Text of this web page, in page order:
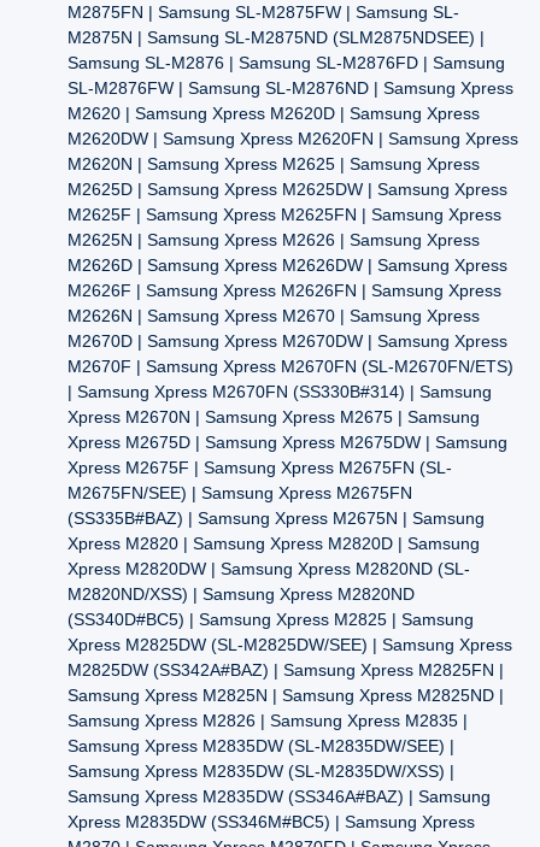
M2875FN | Samsung SL-M2875FW | Samsung SL-
M2875N | Samsung SL-M2875ND (SLM2875NDSEE) |
Samsung SL-M2876 | Samsung SL-M2876FD | Samsung
SL-M2876FW | Samsung SL-M2876ND | Samsung Xpress
M2620 | Samsung Xpress M2620D | Samsung Xpress
M2620DW | Samsung Xpress M2620FN | Samsung Xpress
M2620N | Samsung Xpress M2625 | Samsung Xpress
M2625D | Samsung Xpress M2625DW | Samsung Xpress
M2625F | Samsung Xpress M2625FN | Samsung Xpress
M2625N | Samsung Xpress M2626 | Samsung Xpress
M2626D | Samsung Xpress M2626DW | Samsung Xpress
M2626F | Samsung Xpress M2626FN | Samsung Xpress
M2626N | Samsung Xpress M2670 | Samsung Xpress
M2670D | Samsung Xpress M2670DW | Samsung Xpress
M2670F | Samsung Xpress M2670FN (SL-M2670FN/ETS)
| Samsung Xpress M2670FN (SS330B#314) | Samsung
Xpress M2670N | Samsung Xpress M2675 | Samsung
Xpress M2675D | Samsung Xpress M2675DW | Samsung
Xpress M2675F | Samsung Xpress M2675FN (SL-
M2675FN/SEE) | Samsung Xpress M2675FN
(SS335B#BAZ) | Samsung Xpress M2675N | Samsung
Xpress M2820 | Samsung Xpress M2820D | Samsung
Xpress M2820DW | Samsung Xpress M2820ND (SL-
M2820ND/XSS) | Samsung Xpress M2820ND
(SS340D#BC5) | Samsung Xpress M2825 | Samsung
Xpress M2825DW (SL-M2825DW/SEE) | Samsung Xpress
M2825DW (SS342A#BAZ) | Samsung Xpress M2825FN |
Samsung Xpress M2825N | Samsung Xpress M2825ND |
Samsung Xpress M2826 | Samsung Xpress M2835 |
Samsung Xpress M2835DW (SL-M2835DW/SEE) |
Samsung Xpress M2835DW (SL-M2835DW/XSS) |
Samsung Xpress M2835DW (SS346A#BAZ) | Samsung
Xpress M2835DW (SS346M#BC5) | Samsung Xpress